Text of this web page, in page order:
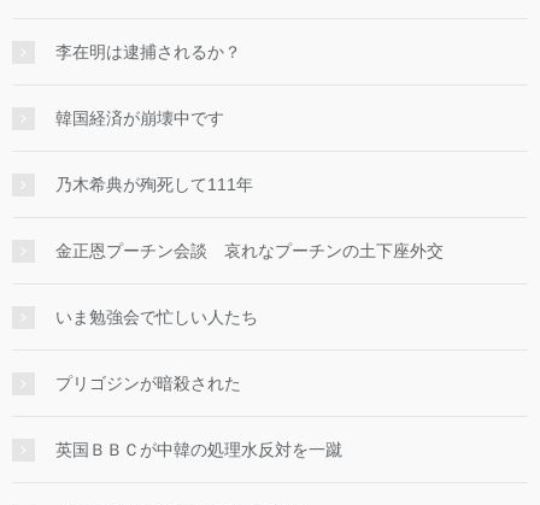
李在明は逮捕されるか？
韓国経済が崩壊中です
乃木希典が殉死して111年
金正恩プーチン会談 哀れなプーチンの土下座外交
いま勉強会で忙しい人たち
プリゴジンが暗殺された
英国ＢＢＣが中韓の処理水反対を一蹴